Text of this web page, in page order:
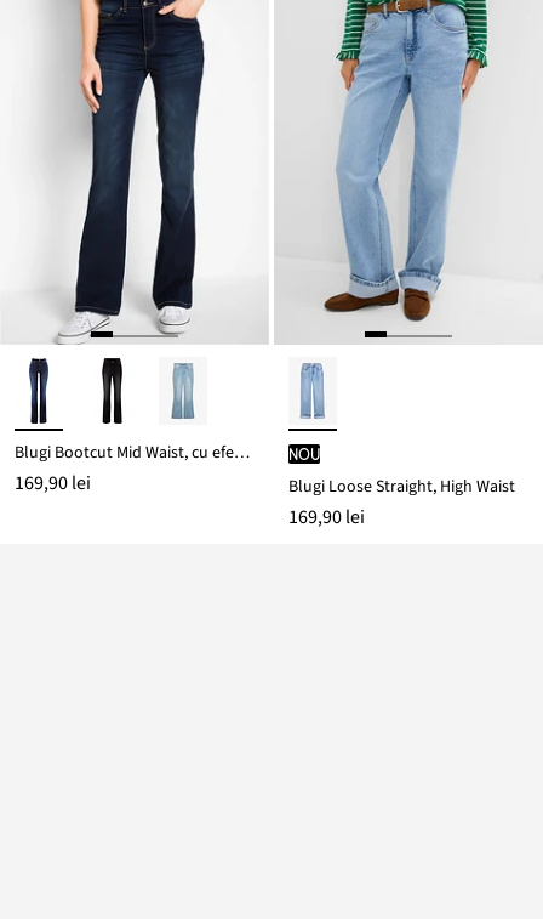
Blugi Bootcut Mid Waist, cu efect modelator
169,90 lei
nou
Blugi Loose Straight, High Waist
169,90 lei